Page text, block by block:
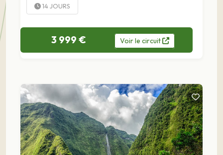
14 JOURS
3 999 € Voirle circuit